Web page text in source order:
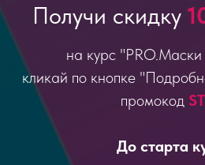
Получи скидку
на курс
кликай по кнопке
промокод
До старта